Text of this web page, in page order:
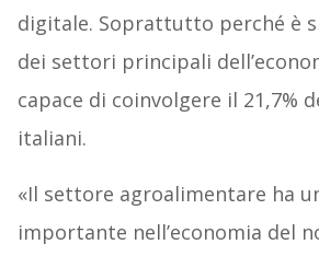
digitale. Soprattutto perché è
dei settori principali
capace di coinvolgere il 21,7%
italiani.
«Il settore agroalimentare ha
importante nell’economia del